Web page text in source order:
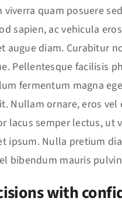
quam posuere
sapien, ac vehicula
augue diam. Curabitur
Pellentesque facilisis
fermentum magna
Nullam ornare, eros vel
lacus semper lectus, ut
ipsum. Nulla pretium
bibendum mauris
with